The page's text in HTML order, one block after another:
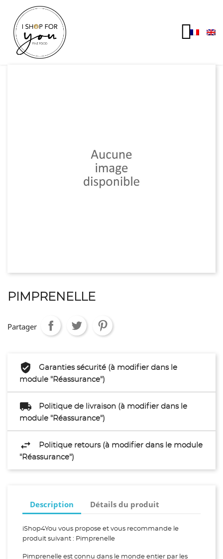
PIMPRENELLE
Partager
Garanties sécurité (à modifier dans le
module "Réassurance")
Politique de livraison (à modifier dans le
module "Réassurance")
Politique retours (à modifier dans le module
"Réassurance")
Description Détails du produit
iShop4You vous propose et vous recommande le
produit suivant : Pimprenelle
Pimprenelle est connu dans le monde entier par les